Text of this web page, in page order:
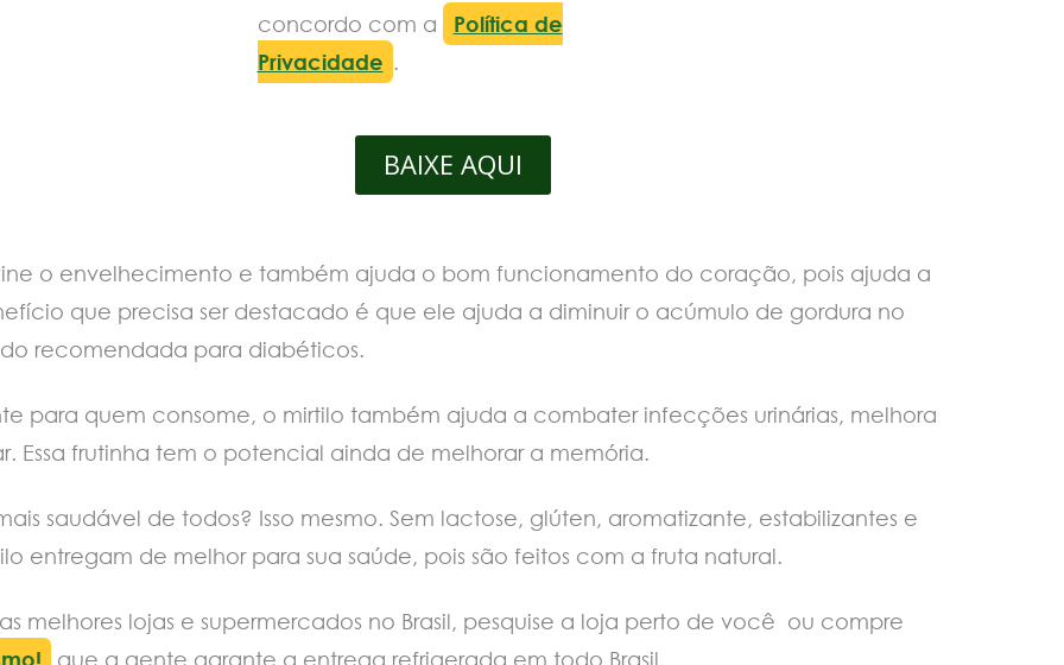
concordo com a
Política de
Privacidade .
BAIXE AQUI
o envelhecimento e também ajuda o bom funcionamento do coração, pois ajuda a
que precisa ser destacado é que ele ajuda a diminuir o acúmulo de gordura no
recomendada para diabéticos.
para quem consome, o mirtilo também ajuda a combater infecções urinárias, melhora
Essa frutinha tem o potencial ainda de melhorar a memória.
saudável de todos? Isso mesmo. Sem lactose, glúten, aromatizante, estabilizantes e
entregam de melhor para sua saúde, pois são feitos com a fruta natural.
melhores lojas e supermercados no Brasil, pesquise a loja perto de você ou compre
que a gente garante a entrega refrigerada em todo Brasil.